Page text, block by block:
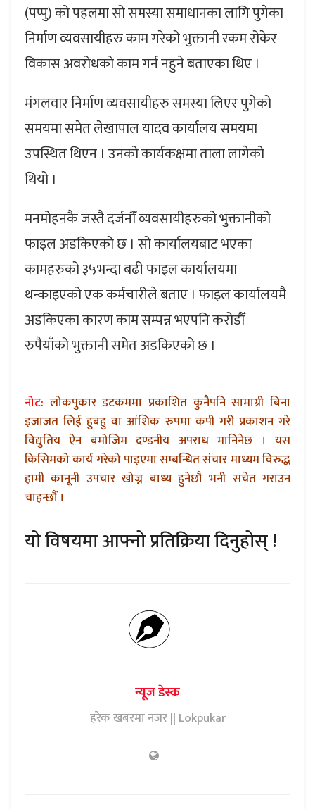
(पप्पु) को पहलमा सो समस्या समाधानका लागि पुगेका
निर्माण व्यवसायीहरु काम गरेको भुक्तानी रकम रोकेर
विकास अवरोधको काम गर्न नहुने बताएका थिए ।
मंगलवार निर्माण व्यवसायीहरु समस्या लिएर पुगेको
समयमा समेत लेखापाल यादव कार्यालय समयमा
उपस्थित थिएन । उनको कार्यकक्षमा ताला लागेको
थियो ।
मनमोहनकै जस्तै दर्जनौँ व्यवसायीहरुको भुक्तानीको
फाइल अडकिएको छ । सो कार्यालयबाट भएका
कामहरुको ३५भन्दा बढी फाइल कार्यालयमा
थन्काइएको एक कर्मचारीले बताए । फाइल कार्यालयमै
अडकिएका कारण काम सम्पन्न भएपनि करोडौँ
रुपैयाँको भुक्तानी समेत अडकिएको छ ।
नोट: लोकपुकार डटकममा प्रकाशित कुनैपनि सामाग्री बिना
इजाजत लिई हुबहु वा आंशिक रुपमा कपी गरी प्रकाशन गरे
विद्युतिय ऐन बमोजिम दण्डनीय अपराध मानिनेछ । यस
किसिमको कार्य गरेको पाइएमा सम्बन्धित संचार माध्यम विरुद्ध
हामी कानूनी उपचार खोज्न बाध्य हुनेछौ भनी सचेत गराउन
चाहन्छौं ।
यो विषयमा आफ्नो प्रतिक्रिया दिनुहोस् !
न्यूज डेस्क
हरेक खबरमा नजर || Lokpukar